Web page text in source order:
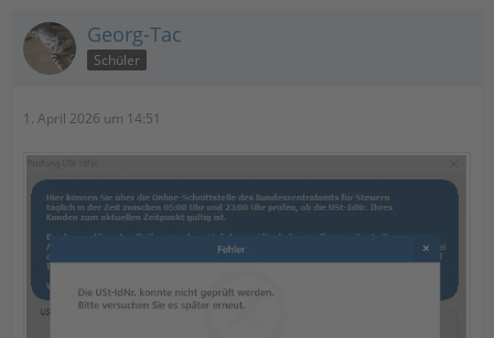
Georg-Tac
Schüler
1. April 2026 um 14:51